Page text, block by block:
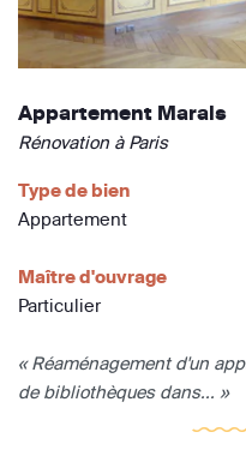
Appartement Marais
Rénovation à Paris
Type de bien
Appartement
Maître d'ouvrage
Particulier
« Réaménagement d'un
de bibliothèques dans... »